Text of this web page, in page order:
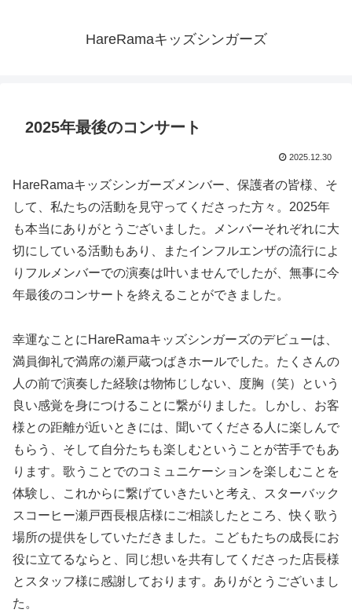
HareRamaキッズシンガーズ
2025年最後のコンサート
2025.12.30
HareRamaキッズシンガーズメンバー、保護者の皆様、そ
して、私たちの活動を見守ってくださった方々。2025年
も本当にありがとうございました。メンバーそれぞれに大
切にしている活動もあり、またインフルエンザの流行によ
りフルメンバーでの演奏は叶いませんでしたが、無事に今
年最後のコンサートを終えることができました。
幸運なことにHareRamaキッズシンガーズのデビューは、
満員御礼で満席の瀬戸蔵つばきホールでした。たくさんの
人の前で演奏した経験は物怖じしない、度胸（笑）という
良い感覚を身につけることに繋がりました。しかし、お客
様との距離が近いときには、聞いてくださる人に楽しんで
もらう、そして自分たちも楽しむということが苦手でもあ
ります。歌うことでのコミュニケーションを楽しむことを
体験し、これからに繋げていきたいと考え、スターバック
スコーヒー瀬戸西長根店様にご相談したところ、快く歌う
場所の提供をしていただきました。こどもたちの成長にお
役に立てるならと、同じ想いを共有してくださった店長様
とスタッフ様に感謝しております。ありがとうございまし
た。